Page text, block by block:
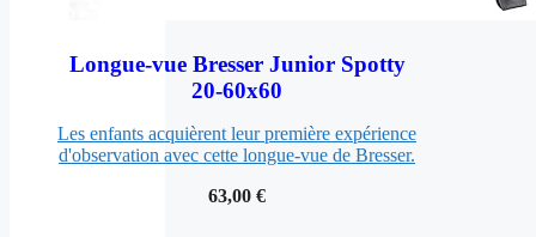
Longue-vue Bresser Junior Spotty
20-60x60
Les enfants acquièrent leur première expérience
d'observation avec cette longue-vue de Bresser.
63,00 €